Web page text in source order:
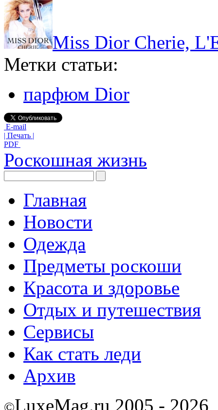
Miss Dior Cherie,
Метки статьи:
парфюм Dior
E-mail
| Печать |
PDF
Роскошная жизнь
Главная
Новости
Одежда
Предметы роскоши
Красота и здоровье
Отдых и путешествия
Сервисы
Как стать леди
Архив
LuxeMag.ru 2005 - 2026